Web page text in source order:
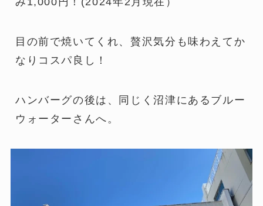
目の前で焼いてくれ、贅沢気分も味わえてか
なりコスパ良し！
ハンバーグの後は、同じく沼津にあるブルー
ウォーターさんへ。